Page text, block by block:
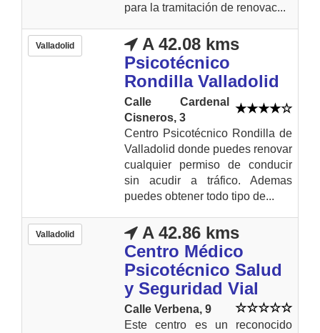
para la tramitación de renovac...
Valladolid
A 42.08 kms
Psicotécnico
Rondilla Valladolid
Calle Cardenal
Cisneros, 3
Centro Psicotécnico Rondilla de
Valladolid donde puedes renovar
cualquier permiso de conducir
sin acudir a tráfico. Ademas
puedes obtener todo tipo de...
Valladolid
A 42.86 kms
Centro Médico
Psicotécnico Salud
y Seguridad Vial
Calle Verbena, 9
Este centro es un reconocido